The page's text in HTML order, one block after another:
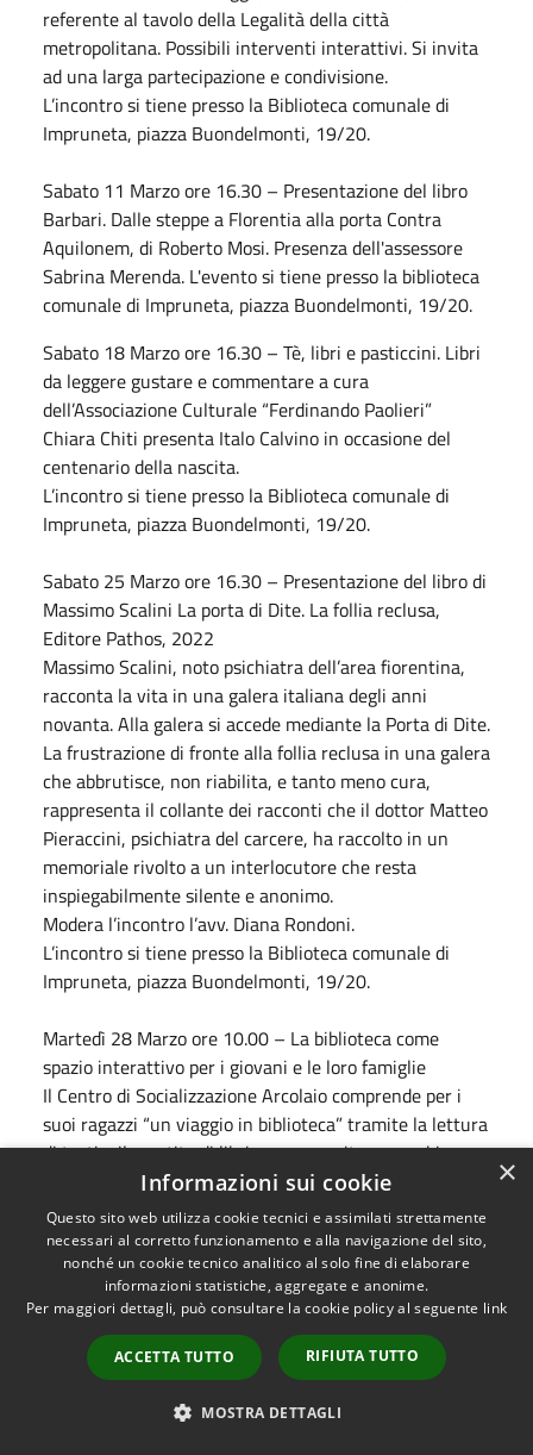
referente al tavolo della Legalità della città
metropolitana. Possibili interventi interattivi. Si invita
ad una larga partecipazione e condivisione.
L’incontro si tiene presso la Biblioteca comunale di
Impruneta, piazza Buondelmonti, 19/20.
Sabato 11 Marzoore 16.30 – Presentazione del libro
Barbari. Dalle steppe a Florentia alla porta Contra
Aquilonem, di Roberto Mosi. Presenza dell'assessore
Sabrina Merenda. L'evento si tiene presso la biblioteca
comunale di Impruneta, piazza Buondelmonti, 19/20.
Sabato 18 Marzoore 16.30 – Tè, libri e pasticcini. Libri
da leggere gustare e commentare a cura
dell’Associazione Culturale “Ferdinando Paolieri”
Chiara Chiti presenta Italo Calvino in occasione del
centenario della nascita.
L’incontro si tiene presso la Biblioteca comunale di
Impruneta, piazza Buondelmonti, 19/20.
Sabato 25 Marzoore 16.30 – Presentazione del libro di
Massimo Scalini La porta di Dite. La follia reclusa,
Editore Pathos, 2022
Massimo Scalini, noto psichiatra dell’area fiorentina,
racconta la vita in una galera italiana degli anni
novanta. Alla galera si accede mediante la Porta di Dite.
La frustrazione di fronte alla follia reclusa in una galera
che abbrutisce, non riabilita, e tanto meno cura,
rappresenta il collante dei racconti che il dottor Matteo
Pieraccini, psichiatra del carcere, ha raccolto in un
memoriale rivolto a un interlocutore che resta
inspiegabilmente silente e anonimo.
Modera l’incontro l’avv. Diana Rondoni.
L’incontro si tiene presso la Biblioteca comunale di
Impruneta, piazza Buondelmonti, 19/20.
Martedì 28 Marzoore 10.00 – La biblioteca come
spazio interattivo per i giovani e le loro famiglie
Il Centro di Socializzazione Arcolaio comprende per i
suoi ragazzi “un viaggio in biblioteca” tramite la lettura
di testi e il prestito di libri come crescita e scambio
L’incontro si tiene presso la Biblioteca comunale di
Impruneta, piazza Buondelmonti, 19/20.
Evento riservato al Centro di Socializzazione.
Venerdì 7
Aprile ore 16.30 – Ripide storie rapide
Laboratorio per bambini da 3 a 6 anni a cura di E.D.A.
Servizi, basato sul libro Bernard Friot, Ricette per
racconti a testa in giù, il Castoro, 2011.
×
Informazioni sui cookie
Questo sito web utilizza cookie tecnici e assimilati strettamente
necessari al corretto funzionamento e alla navigazione del sito,
nonché un cookie tecnico analitico al solo fine di elaborare
informazioni statistiche, aggregate e anonime.
Per maggiori dettagli, può consultare la cookie policy al seguente link
ACCETTA TUTTO RIFIUTA TUTTO
MOSTRA DETTAGLI